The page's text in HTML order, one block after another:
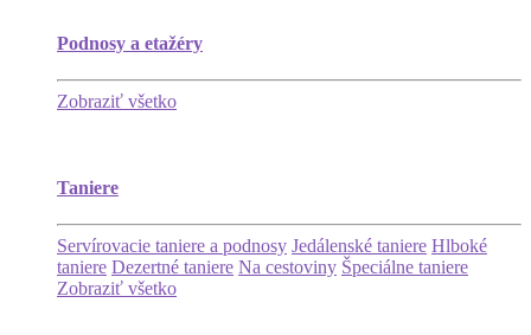
Podnosy a etažéry
Zobraziť všetko
Taniere
Servírovacie taniere a podnosy Jedálenské taniere Hlboké
taniere Dezertné taniere Na cestoviny Špeciálne taniere
Zobraziť všetko